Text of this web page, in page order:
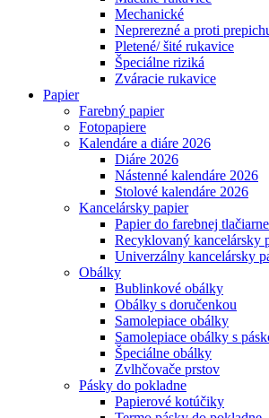
Mechanické
Neprerezné a proti
Pletené/ šité rukavice
Špeciálne riziká
Zváracie rukavice
Papier
Farebný papier
Fotopapiere
Kalendáre a diáre 2026
Diáre 2026
Nástenné kalendáre 2026
Stolové kalendáre 2026
Kancelársky papier
Papier do farebnej tlačiarne
Recyklovaný kancelársky
Univerzálny kancelársky
Obálky
Bublinkové obálky
Obálky s doručenkou
Samolepiace obálky
Samolepiace obálky s
Špeciálne obálky
Zvlhčovače prstov
Pásky do pokladne
Papierové kotúčiky